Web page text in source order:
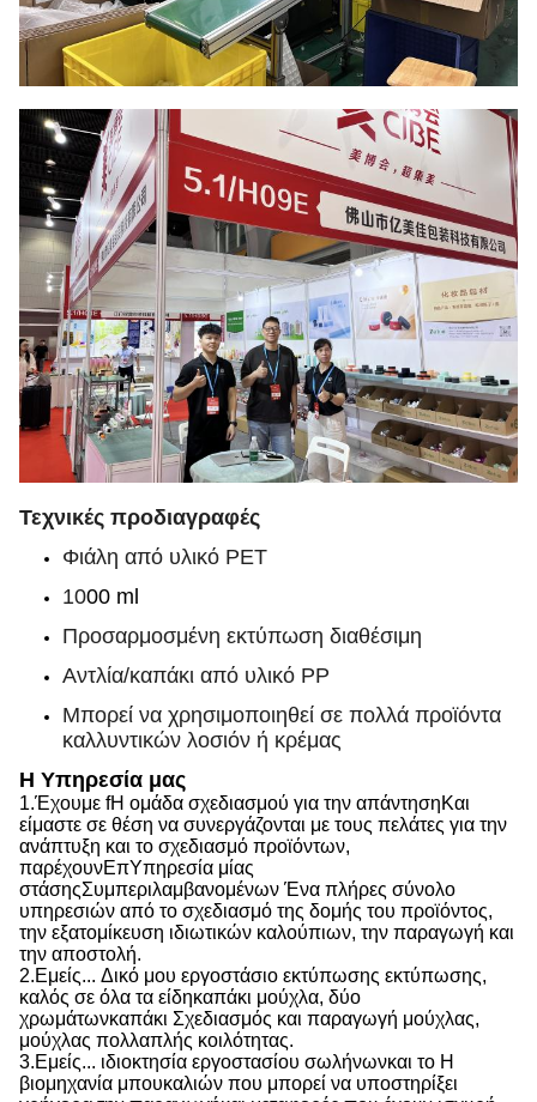
Τεχνικές προδιαγραφές
Φιάλη από υλικό PET
1000 ml
Προσαρμοσμένη εκτύπωση διαθέσιμη
Αντλία/καπάκι από υλικό PP
Μπορεί να χρησιμοποιηθεί σε πολλά προϊόντα
καλλυντικών λοσιόν ή κρέμας
Η Υπηρεσία μας
1.Έχουμε fΗ ομάδα σχεδιασμού για την απάντησηΚαι
είμαστε σε θέση να συνεργάζονται με τους πελάτες για την
ανάπτυξη και το σχεδιασμό προϊόντων,
παρέχουνΕπΥπηρεσία μίας
στάσηςΣυμπεριλαμβανομένων Ένα πλήρες σύνολο
υπηρεσιών από το σχεδιασμό της δομής του προϊόντος,
την εξατομίκευση ιδιωτικών καλούπιων, την παραγωγή και
την αποστολή.
2.Εμείς... Δικό μου εργοστάσιο εκτύπωσης εκτύπωσης,
καλός σε όλα τα είδηκαπάκι μούχλα, δύο
χρωμάτωνκαπάκι Σχεδιασμός και παραγωγή μούχλας,
μούχλας πολλαπλής κοιλότητας.
3.Εμείς... ιδιοκτησία εργοστασίου σωλήνωνκαι το Η
βιομηχανία μπουκαλιών που μπορεί να υποστηρίξει